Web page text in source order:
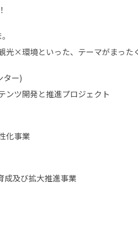
×環境といった、テーマがまった
ター)
ンツ開発と推進プロジェクト
化事業
成及び拡大推進事業